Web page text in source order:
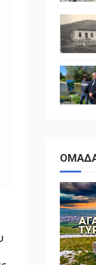
ΟΜΑΔΑ